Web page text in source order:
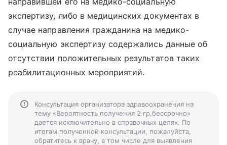
экспертизу, либо в медицинских документах в
случае направления гражданина на медико-
социальную экспертизу содержались данные об
отсутствии положительных результатов таких
реабилитационных мероприятий.
Консультация организатора здравоохранения на
тему «Вероятность получения 2 гр.бессрочно»
дается исключительно в справочных целях. По
итогам полученной консультации, пожалуйста,
обратитесь к врачу, в том числе для выявления